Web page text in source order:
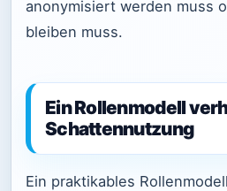
anonymisiert werden muss
bleiben muss.
Ein Rollenmodell
Schattennutzung
Ein praktikables